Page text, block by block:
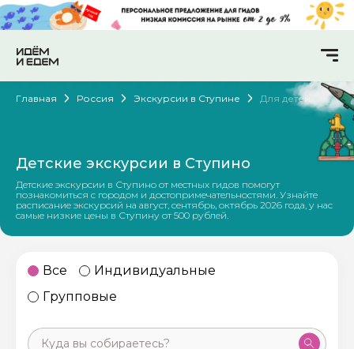
Главная Россия Экскурсии в Ступине Для детей
Детские экскурсии в Ступино
Детские экскурсии в Ступино от местных гидов помогут
познакомиться с городом и достопримечательностями. Узнайте
расписание экскурсий на август, сентябрь, октябрь 2026 года, у нас
самые низкие цены в Ступину от 500 рублей.
Все
Индивидуальные
Групповые